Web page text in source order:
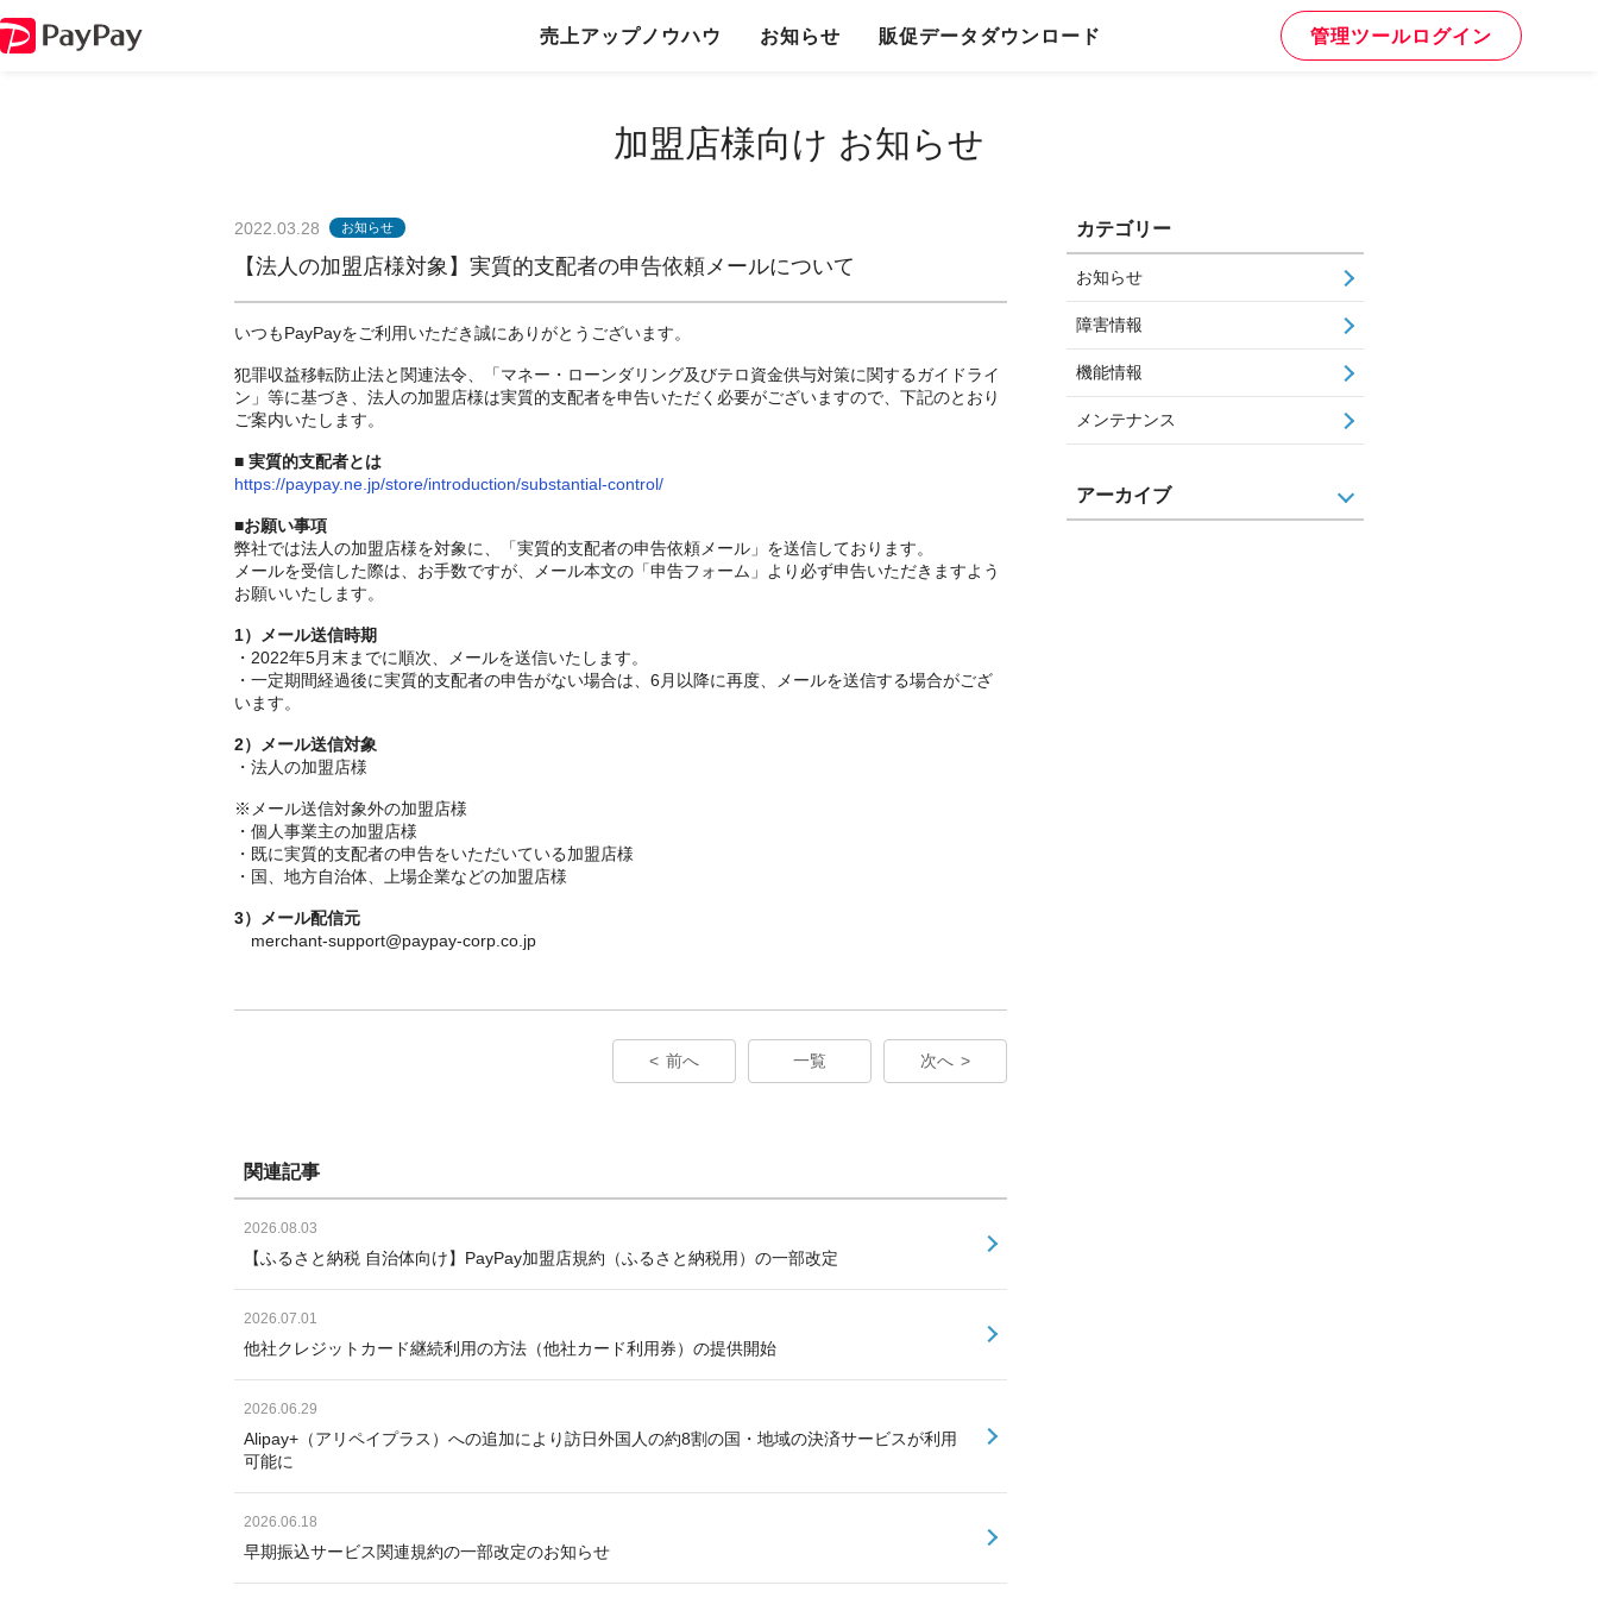
売上アップノウハウ お知らせ 販促データダウンロード 管理ツールログイン
加盟店様向け お知らせ
2022.03.28 お知らせ
【法人の加盟店様対象】実質的支配者の申告依頼メールについて
いつもPayPayをご利用いただき誠にありがとうございます。
犯罪収益移転防止法と関連法令、「マネー・ローンダリング及びテロ資金供与対策に関するガイドライ
ン」等に基づき、法人の加盟店様は実質的支配者を申告いただく必要がございますので、下記のとおり
ご案内いたします。
■ 実質的支配者とは
https://paypay.ne.jp/store/introduction/substantial-control/
■お願い事項
弊社では法人の加盟店様を対象に、「実質的支配者の申告依頼メール」を送信しております。
メールを受信した際は、お手数ですが、メール本文の「申告フォーム」より必ず申告いただきますよう
お願いいたします。
1）メール送信時期
・2022年5月末までに順次、メールを送信いたします。
・一定期間経過後に実質的支配者の申告がない場合は、6月以降に再度、
メールを送信する場合がござ
います。
2）メール送信対象
・法人の加盟店様
※メール送信対象外の加盟店様
・個人事業主の加盟店様
・既に実質的支配者の申告をいただいている加盟店様
・国、地方自治体、上場企業などの加盟店様
3）メール配信元
merchant-support@paypay-corp.co.jp
前へ 一覧 次へ
関連記事
2026.08.03
【ふるさと納税 自治体向け】PayPay加盟店規約（ふるさと納税用）の一部改定
2026.07.01
他社クレジットカード継続利用の方法（他社カード利用券）の提供開始
2026.06.29
Alipay+（アリペイプラス）への追加により訪日外国人の約8割の国・地域の決済サービスが利用
可能に
2026.06.18
早期振込サービス関連規約の一部改定のお知らせ
カテゴリー
お知らせ
障害情報
機能情報
メンテナンス
アーカイブ